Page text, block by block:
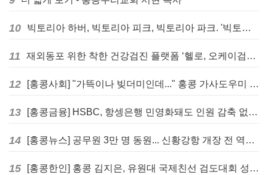
10 빅토리아 하버, 빅토리아 피크, 빅토리아 파크. '빅토리아’의 이름은 어떻게 온 걸까? - [이승권 원장의 생활칼럼]
11 재외동포 위한 착한 건강검진 플랫폼 ‘헬로, 오케이검진’ 서비스 개시
12 [홍콩사회] "가뜩이나 빚더미인데..." 홍콩 가사도우미 대출 전면 금지 촉구
13 [홍콩금융] HSBC, 항셍은행 민영화돼도 인원 감축 없다... 독립 브랜드 유지
14 [홍콩뉴스] 공무원 3만 명 동원... 신황강항 개장 전 역대급 훈련 실시
15 [홍콩한인] 홍콩 김지은, 유원대 국제친선 검도대회 성인단체전 우승